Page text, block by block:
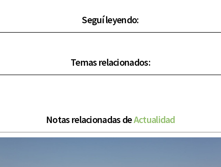
Seguí leyendo:
Temas relacionados:
Notas relacionadas deActualidad